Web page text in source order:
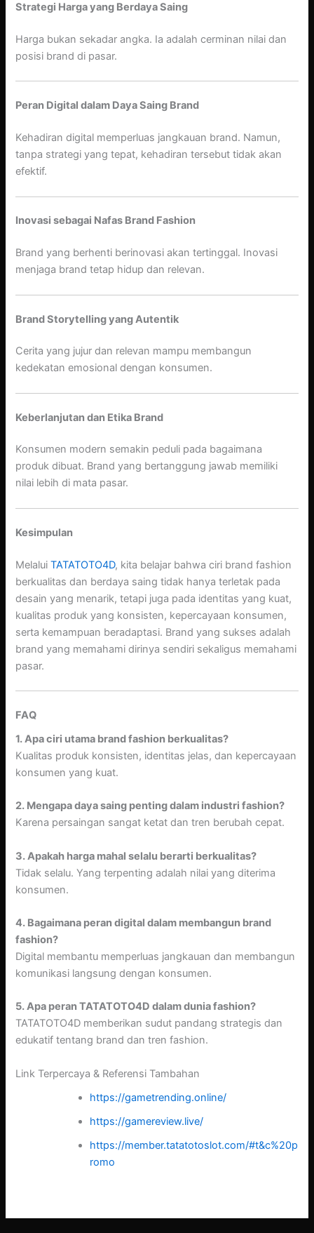
Strategi Harga yang Berdaya Saing
Harga bukan sekadar angka. Ia adalah cerminan nilai dan
posisi brand di pasar.
Peran Digital dalam Daya Saing Brand
Kehadiran digital memperluas jangkauan brand. Namun,
tanpa strategi yang tepat, kehadiran tersebut tidak akan
efektif.
Inovasi sebagai Nafas Brand Fashion
Brand yang berhenti berinovasi akan tertinggal. Inovasi
menjaga brand tetap hidup dan relevan.
Brand Storytelling yang Autentik
Cerita yang jujur dan relevan mampu membangun
kedekatan emosional dengan konsumen.
Keberlanjutan dan Etika Brand
Konsumen modern semakin peduli pada bagaimana
produk dibuat. Brand yang bertanggung jawab memiliki
nilai lebih di mata pasar.
Kesimpulan
MelaluiTATATOTO4D, kita belajar bahwa ciri brand fashion
berkualitas dan berdaya saing tidak hanya terletak pada
desain yang menarik, tetapi juga pada identitas yang kuat,
kualitas produk yang konsisten, kepercayaan konsumen,
serta kemampuan beradaptasi. Brand yang sukses adalah
brand yang memahami dirinya sendiri sekaligus memahami
pasar.
FAQ
1. Apa ciri utama brand fashion berkualitas?
Kualitas produk konsisten, identitas jelas, dan kepercayaan
konsumen yang kuat.
2. Mengapa daya saing penting dalam industri fashion?
Karena persaingan sangat ketat dan tren berubah cepat.
3. Apakah harga mahal selalu berarti berkualitas?
Tidak selalu. Yang terpenting adalah nilai yang diterima
konsumen.
4. Bagaimana peran digital dalam membangun brand
fashion?
Digital membantu memperluas jangkauan dan membangun
komunikasi langsung dengan konsumen.
5. Apa peran TATATOTO4D dalam dunia fashion?
TATATOTO4D memberikan sudut pandang strategis dan
edukatif tentang brand dan tren fashion.
Link Terpercaya & Referensi Tambahan
https://gametrending.online/
https://gamereview.live/
https://member.tatatotoslot.com/#t&c%20p
romo